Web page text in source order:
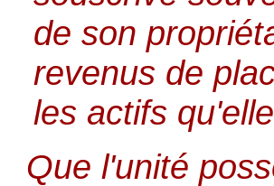
de son
revenus de
les actifs
Que l'unité